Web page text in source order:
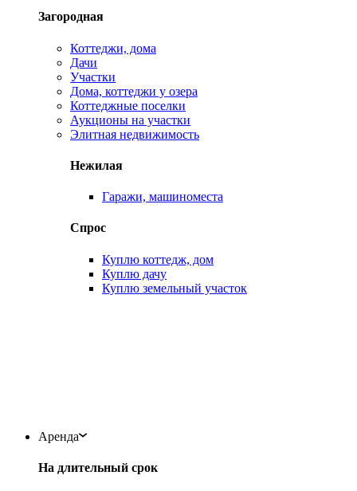
Загородная
Коттеджи, дома
Дачи
Участки
Дома, коттеджи у озера
Коттеджные поселки
Аукционы на участки
Элитная недвижимость
Нежилая
Гаражи, машиноместа
Спрос
Куплю коттедж, дом
Куплю дачу
Куплю земельный участок
Аренда
На длительный срок